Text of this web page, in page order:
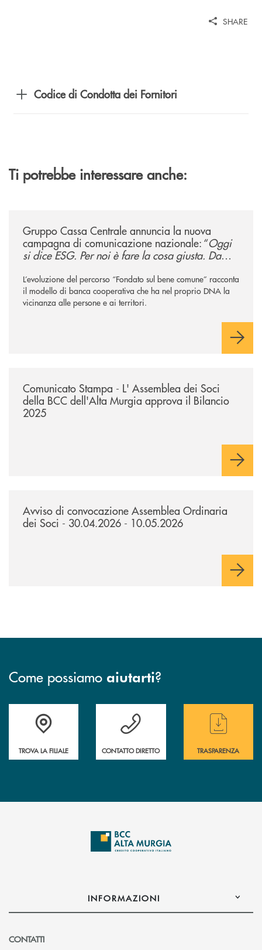
SHARE
Codice di Condotta dei Fornitori
Ti potrebbe interessare anche:
Gruppo Cassa Centrale annuncia la nuova
campagna di comunicazione nazionale: “Oggi
si dice ESG. Per noi è fare la cosa giusta. Da
L’evoluzione del percorso “Fondato sul bene comune” racconta
il modello di banca cooperativa che ha nel proprio DNA la
vicinanza alle persone e ai territori.
Comunicato Stampa - L' Assemblea dei Soci
della BCC dell'Alta Murgia approva il Bilancio
2025
Avviso di convocazione Assemblea Ordinaria
dei Soci - 30.04.2026 - 10.05.2026
Come possiamo aiutarti?
Accedi all' elenco completo delle filiali
TROVA LA FILIALE
Hai bisogno di assistenza immediata ?
CONTATTO DIRETTO
Hai bisogno di
TRASPARENZA
INFORMAZIONI
CONTATTI